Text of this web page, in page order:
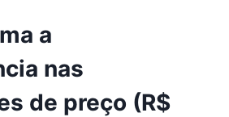
a
nas
de preço (R$